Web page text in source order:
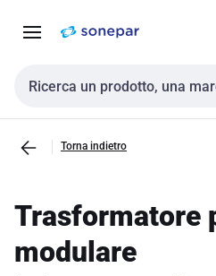
navigazione alla
Cerca input
Torna indietro
Trasformatore
modulare